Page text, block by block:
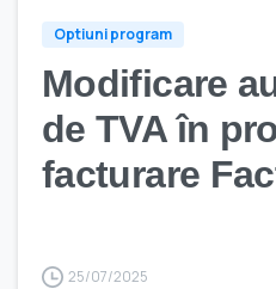
Optiuni program
Modificare
de TVA în
facturare
25/07/2025